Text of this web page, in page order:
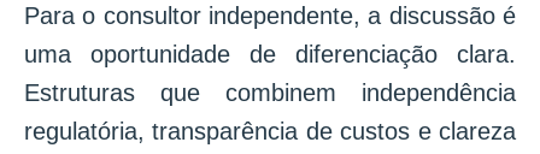
Para o consultor independente, a discussão é
uma oportunidade de diferenciação clara.
Estruturas que combinem independência
regulatória, transparência de custos e clareza